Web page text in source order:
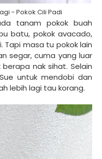
- Pokok Cili Padi
tanam pokok buah
batu, pokok avacado,
Tapi masa tu pokok lain
segar, cuma yang luar
nak sihat. Selain
untuk mendobi dan
lebih lagi tau korang.